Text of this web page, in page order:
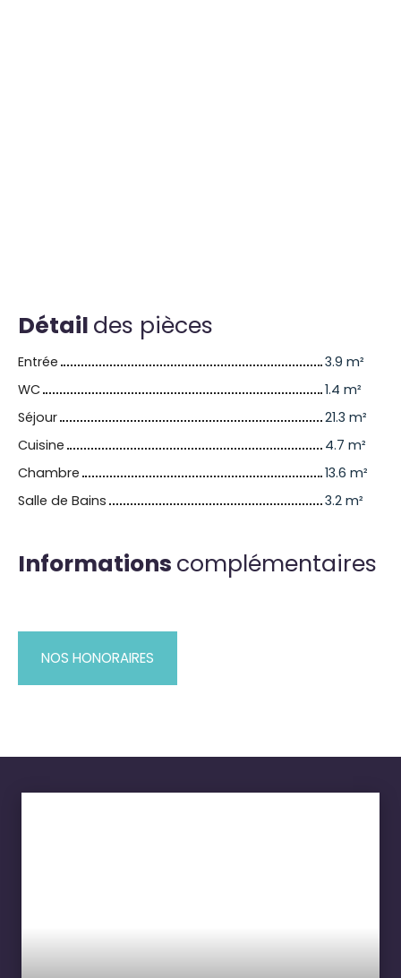
Détail des pièces
Entrée
3.9 m²
WC
1.4 m²
Séjour
21.3 m²
Cuisine
4.7 m²
Chambre
13.6 m²
Salle de Bains
3.2 m²
Informations complémentaires
NOS HONORAIRES